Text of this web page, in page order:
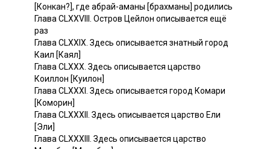
[Конкан?], где абрай-аманы [брахманы] родились
Глава CLXXVIII. Остров Цейлон описывается ещё
раз
Глава CLXXIX. Здесь описывается знатный город
Каил [Каял]
Глава CLXXX. Здесь описывается царство
Коиллон [Куилон]
Глава CLXXXI. Здесь описывается город Комари
[Коморин]
Глава CLXXXII. Здесь описывается царство Ели
[Эли]
Глава CLXXXIII. Здесь описывается царство